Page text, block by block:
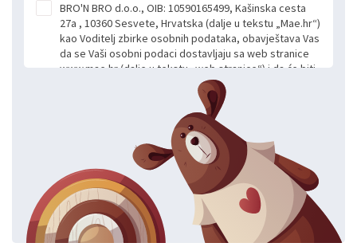
BRO'N BRO d.o.o., OIB: 10590165499, Kašinska cesta
27a , 10360 Sesvete, Hrvatska (dalje u tekstu „Mae.hr“)
kao Voditelj zbirke osobnih podataka, obavještava Vas
da se Vaši osobni podaci dostavljaju sa web stranice
www.mae.hr (dalje u tekstu „web stranice“) i da će biti
obrađeni. Prihvaćanjem ove Izjave smatra se da
slobodno i izričito dajete privolu za prikupljanje i daljnju
obradu Vaših osobnih podataka koje ustupate Mae.hr
putem ovih web stranica u svrhu odgovora i daljnje
komunikacije na Vaš upit poslan kroz kontakt obrazac.
Radi se o dobrovoljnom davanju podataka te ovu
Izjavu niste dužni prihvatiti odnosno niste dužni unositi
svoje osobne podatke u jednu od prijavnih
formi/obrazaca dostupnih na ovim web stranicama.
BRO'N BRO d.o.o. će s Vašim osobnim podacima
postupati sukladno Općoj uredbi o zaštiti podataka